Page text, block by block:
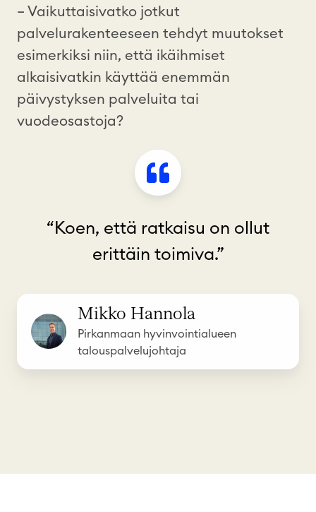
– Vaikuttaisivatko jotkut
palvelurakenteeseen tehdyt muutokset
esimerkiksi niin, että ikäihmiset
alkaisivatkin käyttää enemmän
päivystyksen palveluita tai
vuodeosastoja?
“Koen, että ratkaisu on ollut
erittäin toimiva.”
Mikko Hannola
Pirkanmaan hyvinvointialueen
talouspalvelujohtaja